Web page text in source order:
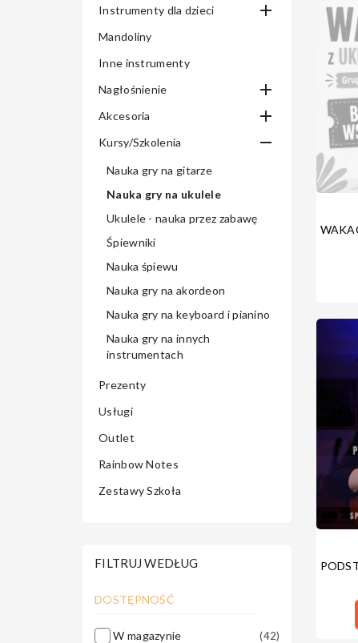
Instrumenty dla dzieci 
Mandoliny
Inne instrumenty
Nagłośnienie

Akcesoria 
Kursy/Szkolenia 
Nauka gry na gitarze
Nauka gry na ukulele
Ukulele - nauka przez zabawę
Śpiewniki
Nauka śpiewu
Nauka gry na akordeon
Nauka gry na keyboard i pianino
Nauka gry na innych
instrumentach
Prezenty
Usługi
Outlet
Rainbow Notes
Zestawy Szkoła
FILTRUJ WEDŁUG
DOSTĘPNOŚĆ
W magazynie (42)